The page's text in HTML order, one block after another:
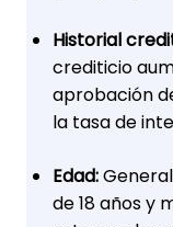
Historial
crediticio
aprobación
la tasa de
Edad:
de 18 años y